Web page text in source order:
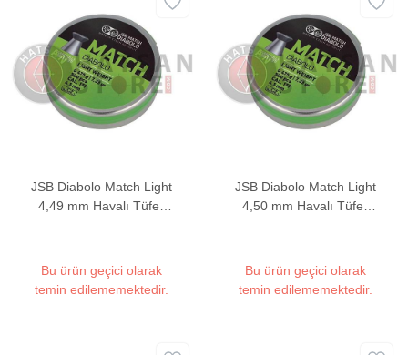
JSB Diabolo Match Light
4,49 mm Havalı Tüfek
Bu ürün geçici olarak
temin edilememektedir.
JSB Diabolo Match Light
4,50 mm Havalı Tüfek
Bu ürün geçici olarak
temin edilememektedir.